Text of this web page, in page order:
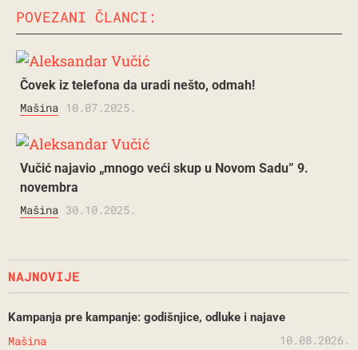
POVEZANI ČLANCI:
Čovek iz telefona da uradi nešto, odmah!
Mašina 10.07.2025.
Vučić najavio „mnogo veći skup u Novom Sadu” 9.
novembra
Mašina 30.10.2025.
NAJNOVIJE
Kampanja pre kampanje: godišnjice, odluke i najave
Mašina 10.08.2026.